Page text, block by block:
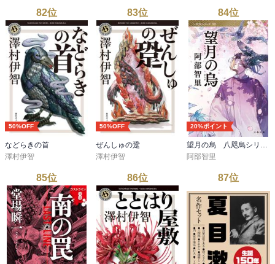
82位
50%OFF
などらきの首
澤村伊智
83位
50%OFF
ぜんしゅの跫
澤村伊智
84位
20%ポイント
望月の烏 八咫烏シリーズ10
阿部智里
85位 86位 87位